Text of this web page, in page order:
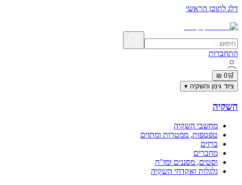
דלג לתוכן הראשי
התחברות
🛒
0 ₪
ציוד גינון והשקיה ▾
השקיה
מחשבי השקיה
טפטפות, ממטרות ומתזים
ברזים
מחברים
וסטים, מסננים ומז"ח
גלגלות ואקדחי השקיה